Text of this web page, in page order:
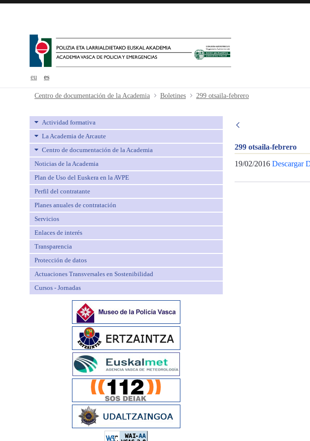
eu es
299 otsaila-febrero - avpe
Centro de documentación de la Academia Boletines 299 otsaila-febrero
Actividad formativa
La Academia de Arcaute
Centro de documentación de la Academia
Noticias de la Academia
Plan de Uso del Euskera en la AVPE
Perfil del contratante
Planes anuales de contratación
Servicios
Enlaces de interés
Transparencia
Protección de datos
Actuaciones Transversales en Sostenibilidad
Cursos - Jornadas
299 otsaila-febrero
19/02/2016 Descargar